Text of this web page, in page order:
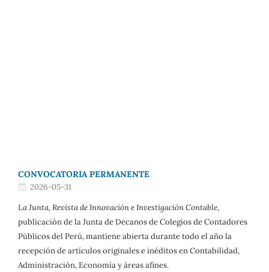
CONVOCATORIA PERMANENTE
2026-05-31
La Junta, Revista de Innovación e Investigación Contable,
publicación de la Junta de Decanos de Colegios de Contadores
Públicos del Perú, mantiene abierta durante todo el año la
recepción de artículos originales e inéditos en Contabilidad,
Administración, Economía y áreas afines.